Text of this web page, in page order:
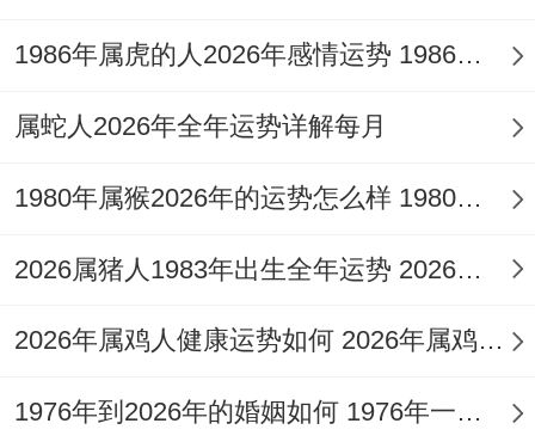
感情运:左手事业右手家庭的平衡术,办公桌
深夜让你心头一颤。伴侣嘴上说着理解你工
作忙- 但朋友圈里转发的《婚姻有得多少陪
上固定位家庭日.
那怕只是全家人围坐着看场电影。单身的属
露水情缘、公园晨跑时偶遇的羽毛球搭子但
1986年属虎的人2026年感情运势 1986年属虎的人这一生婚姻怎么样
属蛇人2026年全年运势详解每月
1980年属猴2026年的运势怎么样 1980年属猴人2月份运程
2026属猪人1983年出生全年运势 2026属猪人的全年运势
2026年属鸡人健康运势如何 2026年属鸡人的全年运势如何
1976年到2026年的婚姻如何 1976年一生婚姻状况